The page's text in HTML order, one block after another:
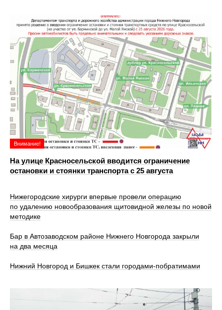
Внимание!
На улице Красносельской вводится ограничение
остановки и стоянки транспорта с 25 августа
Нижегородские хирурги впервые провели операцию
по удалению новообразования щитовидной железы по новой
методике
Бар в Автозаводском районе Нижнего Новгорода закрыли
на два месяца
Нижний Новгород и Бишкек стали городами-побратимами